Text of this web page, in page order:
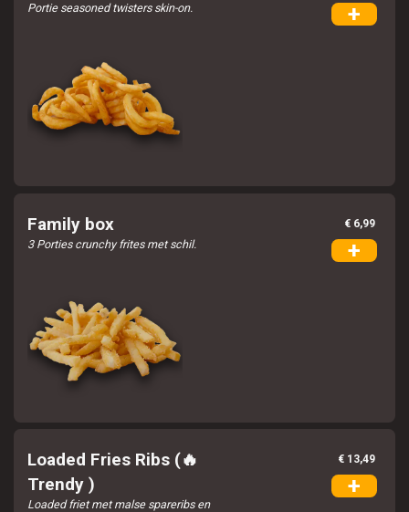
Portie seasoned twisters skin-on. +
Family box
3 Porties crunchy frites met schil.
€ 6,99
+
Loaded Fries Ribs (🔥
Trendy )
Loaded friet met malse spareribs en
€ 13,49
+